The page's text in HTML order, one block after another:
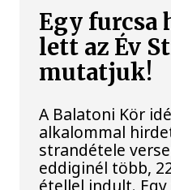
Egy furcsa
lett az Év
mutatjuk!
A Balatoni Kör
alkalommal
strandétele
eddiginél több,
étellel indult.